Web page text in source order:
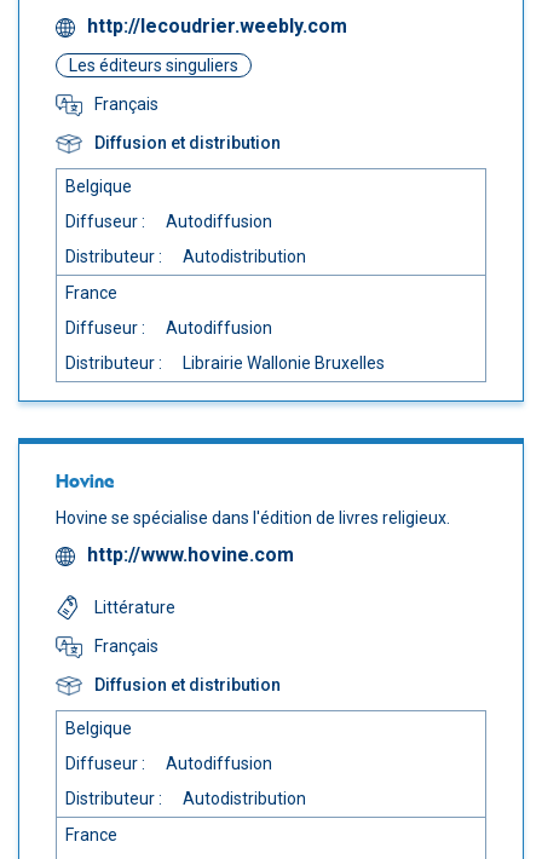
http://lecoudrier.weebly.com
Les éditeurs singuliers
Français
Diffusion et distribution
Belgique
Diffuseur :
Autodiffusion
Distributeur :
Autodistribution
France
Diffuseur :
Autodiffusion
Distributeur :
Librairie Wallonie Bruxelles
Hovine
Hovine se spécialise dans l'édition de livres religieux.
http://www.hovine.com
Littérature
Français
Diffusion et distribution
Belgique
Diffuseur :
Autodiffusion
Distributeur :
Autodistribution
France